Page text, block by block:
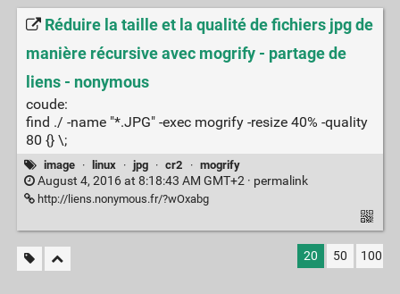
Réduire la taille et la qualité de fichiers jpg de
manière récursive avec mogrify - partage de
liens - nonymous
coude:
find ./ -name "*.JPG" -exec mogrify -resize 40% -quality
80 {} \;
image · linux · jpg · cr2 · mogrify
August 4, 2016 at 8:18:43 AM GMT+2 · permalink
http://liens.nonymous.fr/?wOxabg
20 50 100